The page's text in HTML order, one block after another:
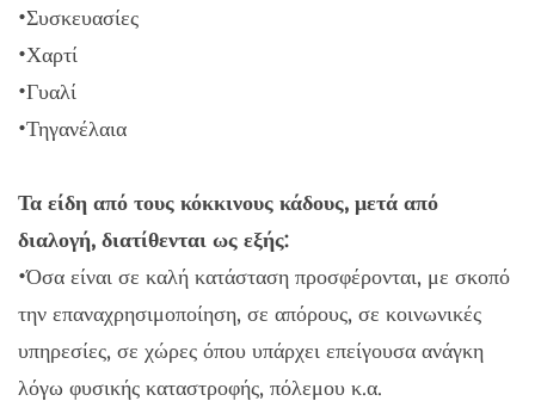
•Συσκευασίες
•Χαρτί
•Γυαλί
•Τηγανέλαια
Τα είδη από τους κόκκινους κάδους, μετά από
διαλογή, διατίθενται ως εξής:
•Όσα είναι σε καλή κατάσταση προσφέρονται, με σκοπό
την επαναχρησιμοποίηση, σε απόρους, σε κοινωνικές
υπηρεσίες, σε χώρες όπου υπάρχει επείγουσα ανάγκη
λόγω φυσικής καταστροφής, πόλεμου κ.α.